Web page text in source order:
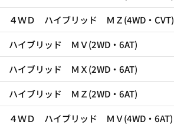
４ＷＤ ハイブリッド ＭＺ(4WD・CVT)
ハイブリッド ＭＶ(2WD・6AT)
ハイブリッド ＭＸ(2WD・6AT)
ハイブリッド ＭＺ(2WD・6AT)
４ＷＤ ハイブリッド ＭＶ(4WD・6AT)